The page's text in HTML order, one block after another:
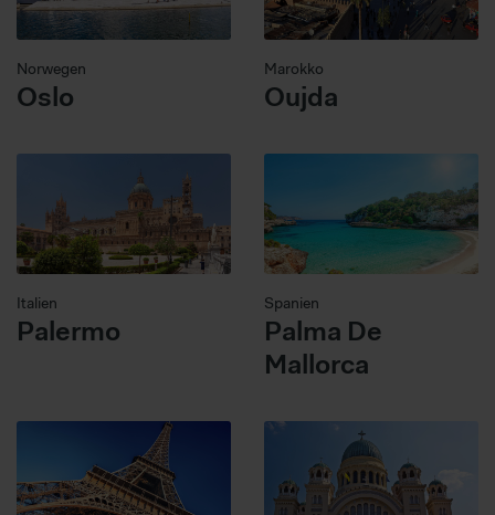
Norwegen
Oslo
Marokko
Oujda
Italien
Palermo
Spanien
Palma De
Mallorca